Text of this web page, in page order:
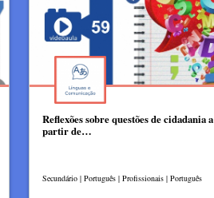
Reflexões sobre questões de cidadania a
partir de…
Secundário | Português | Profissionais | Português